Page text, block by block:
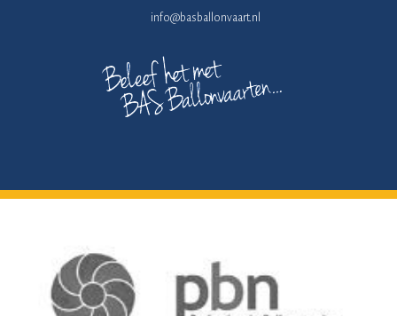
info@basballonvaart.nl